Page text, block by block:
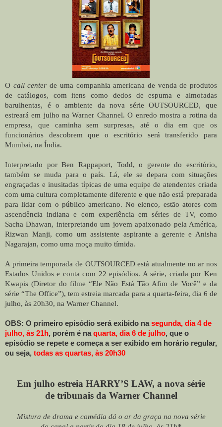
O call center de uma companhia americana de venda de produtos
de catálogos, com itens como dedos de espuma e almofadas
barulhentas, é o ambiente da nova série OUTSOURCED, que
estreará em julho na Warner Channel. O enredo mostra a rotina da
empresa, que caminha sem surpresas, até o dia em que os
funcionários descobrem que o escritório será transferido para
Mumbai, na Índia.
Interpretado por Ben Rappaport, Todd, o gerente do escritório,
também se muda para o país. Lá, ele se depara com situações
engraçadas e inusitadas típicas de uma equipe de atendentes criada
com uma cultura completamente diferente e que não está preparada
para lidar com o público americano. No elenco, estão atores com
ascendência indiana e com experiência em séries de TV, como
Sacha Dhawan, interpretando um jovem apaixonado pela América,
Rizwan Manji, como um assistente aspirante a gerente e Anisha
Nagarajan, como uma moça muito tímida.
A primeira temporada de OUTSOURCED está atualmente no ar nos
Estados Unidos e conta com 22 episódios. A série, criada por Ken
Kwapis (Diretor do filme “Ele Não Está Tão Afim de Você” e da
série “The Office”), tem estreia marcada para a quarta-feira, dia 6 de
julho, às 20h30, na Warner Channel.
OBS: O primeiro episódio será exibido na segunda, dia 4 de
julho, às 21h, porém é na quarta, dia 6 de julho, que o
episódio se repete e começa a ser exibido em horário regular,
ou seja, todas as quartas, às 20h30
Em julho estreia HARRY’S LAW, a nova série
de tribunais da Warner Channel
Mistura de drama e comédia dá o ar da graça na nova série